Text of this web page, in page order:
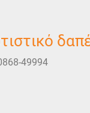
49994